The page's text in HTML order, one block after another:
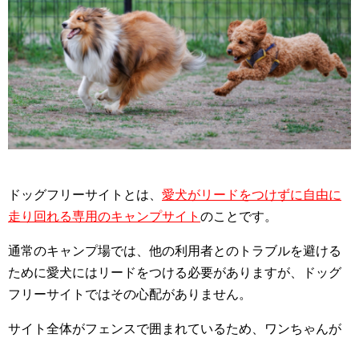
ドッグフリーサイトとは、 愛犬がリードをつけずに自由に
走り回れる専用のキャンプサイト のことです。
通常のキャンプ場では、他の利用者とのトラブルを避ける
ために愛犬にはリードをつける必要がありますが、ドッグ
フリーサイトではその心配がありません。
サイト全体がフェンスで囲まれているため、ワンちゃんが